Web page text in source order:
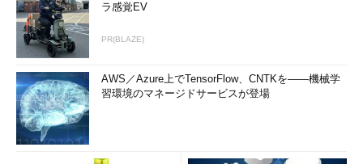
ラ感覚EV
PR(BLAZE)
AWS／Azure上でTensorFlow、CNTKを――機械学
習環境のマネージドサービスが登場